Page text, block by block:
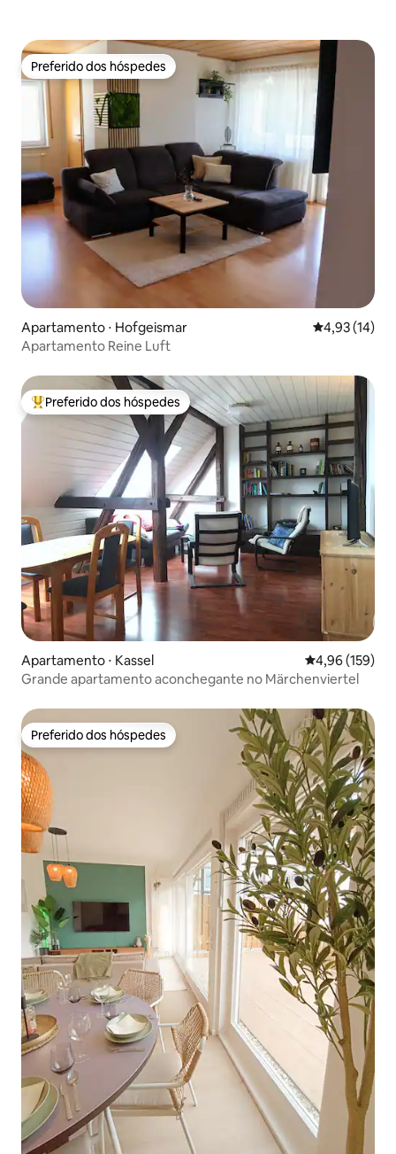
Preferido dos hóspedes
Preferido dos hóspedes
Apartamento ⋅ Hofgeismar 4,93 de uma
4,93 (14)
Apartamento Reine Luft
Entre os melhores preferidos dos hóspedes
Preferido dos hóspedes
Apartamento ⋅ Kassel 4,96 de uma
4,96 (159)
Grande apartamento aconchegante no Märchenviertel
Preferido dos hóspedes
Preferido dos hóspedes